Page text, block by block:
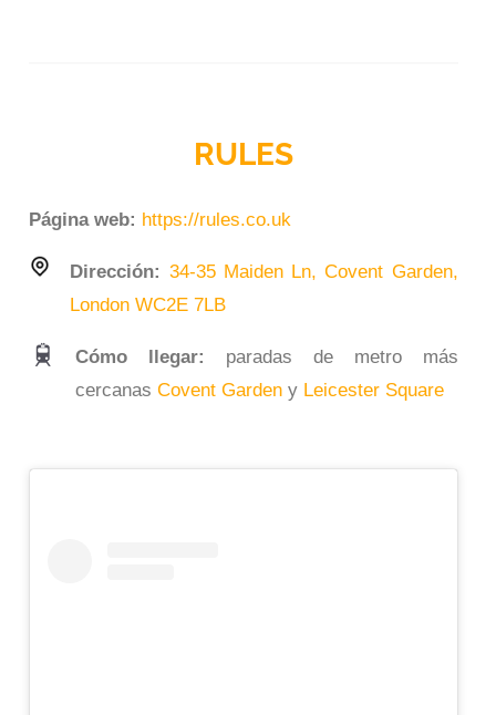
RULES
Página web: https://rules.co.uk
Dirección: 34-35 Maiden Ln, Covent Garden,
London WC2E 7LB
Cómo llegar:
paradas de metro más
cercanasCovent Garden y Leicester Square